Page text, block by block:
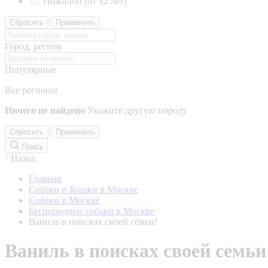
Сбросить Применить
Город, регион
Популярные
Все регионы
Ничего не найдено Укажите другую породу
Сбросить
Применить
Поиск
Назад
Главная
Собаки и Кошки в Москве
Собаки в Москве
Беспородные собаки в Москве
Ваниль в поисках своей семьи!
Ваниль в поисках своей